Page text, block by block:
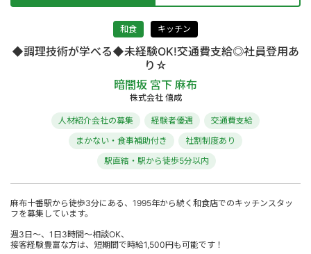
和食 キッチン
◆調理技術が学べる◆未経験OK!交通費支給◎社員登用あ
り☆
暗闇坂 宮下 麻布
株式会社 僖成
人材紹介会社の募集 経験者優遇
交通費支給
まかない・食事補助付き
社割制度あり
駅直結・駅から徒歩5分以内
麻布十番駅から徒歩3分にある、1995年から続く和食店でのキッチンスタッ
フを募集しています。
週3日～、1日3時間～相談OK、
接客経験豊富な方は、短期間で時給1,500円も可能です！